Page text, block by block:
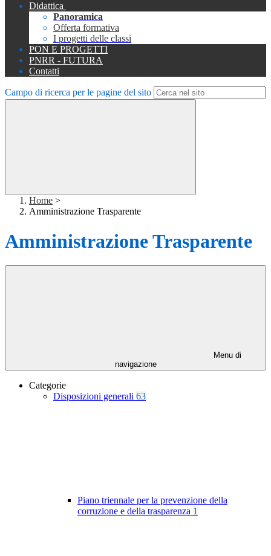
Didattica
Panoramica
Offerta formativa
I progetti delle classi
PON E PROGETTI
PNRR - FUTURA
Contatti
Campo di ricerca per le pagine del sito
Home >
Amministrazione Trasparente
Amministrazione Trasparente
Menu di
navigazione
Categorie
Disposizioni generali 63
Piano triennale per la prevenzione della
corruzione e della trasparenza 1